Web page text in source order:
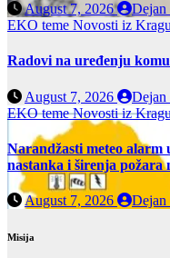
August 7, 2026
Dejan
EKO teme Novosti iz
Radovi na uređenju
August 7, 2026
Dejan
EKO temeNovosti iz
Narandžasti meteo alarm
nastanka i širenja požara
August 7, 2026 Dejan
Misija